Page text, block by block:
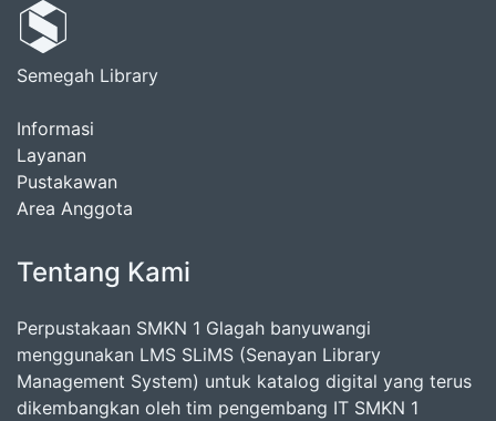
Semegah Library
Informasi
Layanan
Pustakawan
Area Anggota
Tentang Kami
Perpustakaan SMKN 1 Glagah banyuwangi
menggunakan LMS SLiMS (Senayan Library
Management System) untuk katalog digital yang terus
dikembangkan oleh tim pengembang IT SMKN 1